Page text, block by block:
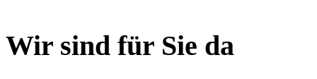
Wir sind für Sie da